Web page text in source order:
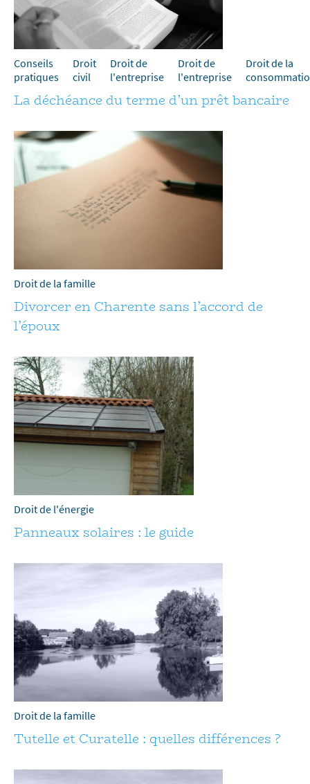
Conseils
pratiques
Droit
civil
Droit de
l'entreprise
Droit de
l'entreprise
Droit de la
La déchéance du terme d’un prêt bancaire
Droit de la famille
Divorcer en Charente sans l’accord de
l’époux
Droit de l'énergie
Panneaux solaires : le guide
Droit de la famille
Tutelle et Curatelle : quelles différences ?